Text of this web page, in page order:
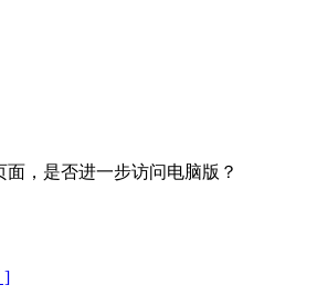
，是否进一步访问电脑版？
]